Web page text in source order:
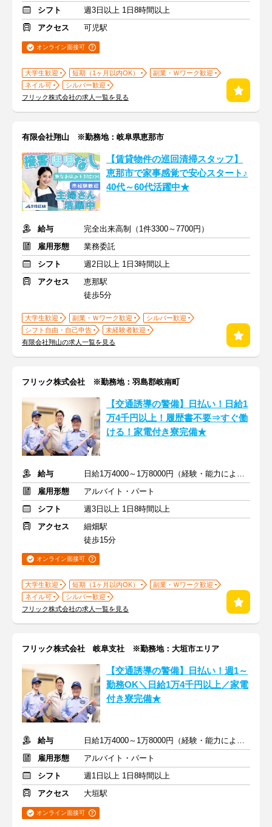
シフト
週3日以上 1日8時間以上
アクセス
可児駅
オンライン面接可
大学生歓迎 短期（1ヶ月以内OK）
副業・Ｗワーク歓迎
ネイル可
シルバー歓迎
フリック株式会社の求人一覧を見る
有限会社翔山 ※勤務地：岐阜県恵那市
【賃貸物件の巡回清掃スタッフ】
恵那市で家事感覚で安心スタート♪
40代～60代活躍中★
給与
完全出来高制（1件3300～7700円）
雇用形態
業務委託
シフト
週2日以上 1日3時間以上
アクセス
恵那駅
徒歩5分
大学生歓迎 副業・Ｗワーク歓迎
シルバー歓迎
シフト自由・自己申告
未経験者歓迎
有限会社翔山の求人一覧を見る
フリック株式会社 ※勤務地：羽島郡岐南町
【交通誘導の警備】日払い！日給1
万4千円以上！履歴書不要⇒すぐ働
ける！家電付き寮完備★
給与
日給1万4000～1万8000円（経験・能力による）
雇用形態
アルバイト・パート
シフト
週3日以上 1日8時間以上
アクセス
細畑駅
徒歩15分
オンライン面接可
大学生歓迎 短期（1ヶ月以内OK）
副業・Ｗワーク歓迎
ネイル可
シルバー歓迎
フリック株式会社の求人一覧を見る
フリック株式会社 岐阜支社 ※勤務地：大垣市エリア
【交通誘導の警備】日払い！週1～
勤務OK＼日給1万4千円以上／家電
付き寮完備★
給与
日給1万4000～1万8000円（経験・能力による）
雇用形態
アルバイト・パート
シフト
週1日以上 1日8時間以上
アクセス
大垣駅
オンライン面接可